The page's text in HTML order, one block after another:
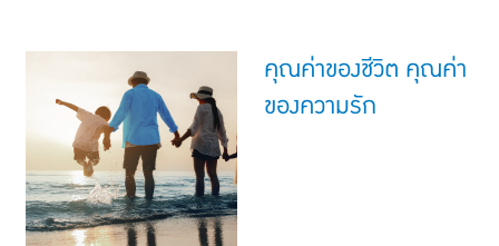
คุณค่าของชีวิต คุณค่า
ของความรัก